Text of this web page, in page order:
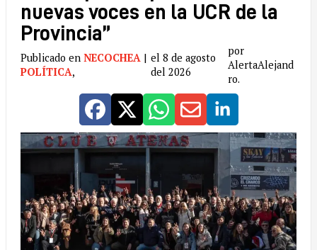
nuevas voces en la UCR de la
Provincia”
Publicado en NECOCHEA |
POLÍTICA,
el 8 de agosto
del 2026
por
AlertaAlejand
ro.